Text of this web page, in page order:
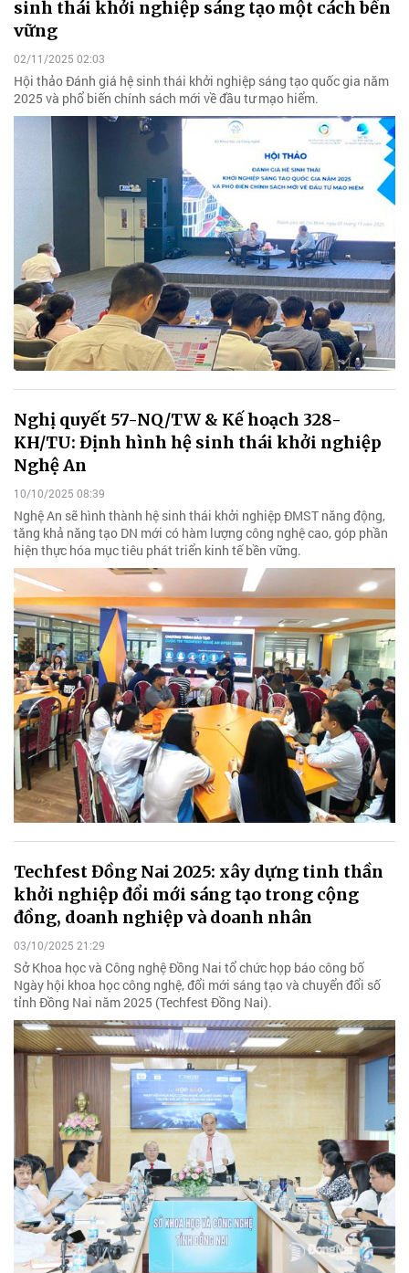
sinh thái khởi nghiệp sáng tạo một cách bền
vững
02/11/2025 02:03
Hội thảo Đánh giá hệ sinh thái khởi nghiệp sáng tạo quốc gia năm
2025 và phổ biến chính sách mới về đầu tư mạo hiểm.
Nghị quyết 57-NQ/TW & Kế hoạch 328-
KH/TU: Định hình hệ sinh thái khởi nghiệp
Nghệ An
10/10/2025 08:39
Nghệ An sẽ hình thành hệ sinh thái khởi nghiệp ĐMST năng động,
tăng khả năng tạo DN mới có hàm lượng công nghệ cao, góp phần
hiện thực hóa mục tiêu phát triển kinh tế bền vững.
Techfest Đồng Nai 2025: xây dựng tinh thần
khởi nghiệp đổi mới sáng tạo trong cộng
đồng, doanh nghiệp và doanh nhân
03/10/2025 21:29
Sở Khoa học và Công nghệ Đồng Nai tổ chức họp báo công bố
Ngày hội khoa học công nghệ, đổi mới sáng tạo và chuyển đổi số
tỉnh Đồng Nai năm 2025 (Techfest Đồng Nai).